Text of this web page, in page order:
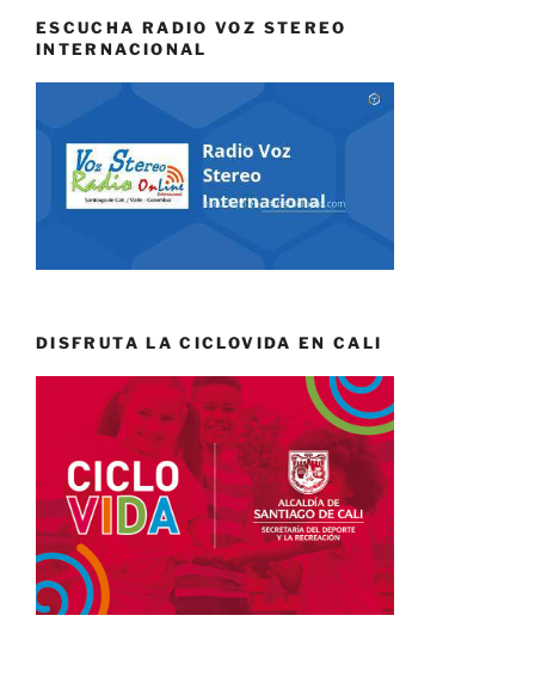
ESCUCHA RADIO VOZ STEREO
INTERNACIONAL
DISFRUTA LA CICLOVIDA EN CALI